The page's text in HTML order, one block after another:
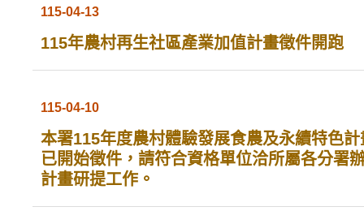
115-04-13
115年農村再生社區產業加值計畫徵件開跑
115-04-10
本署115年度農村體驗發展食農及永續特色計
已開始徵件，請符合資格單位洽所屬各分署
計畫研提工作。